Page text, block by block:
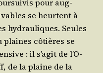
pour aug­
se heurtent à
hydrau­liques. Seules
plaines côtières se
: il s’a­git de l’O­
de la plaine de la